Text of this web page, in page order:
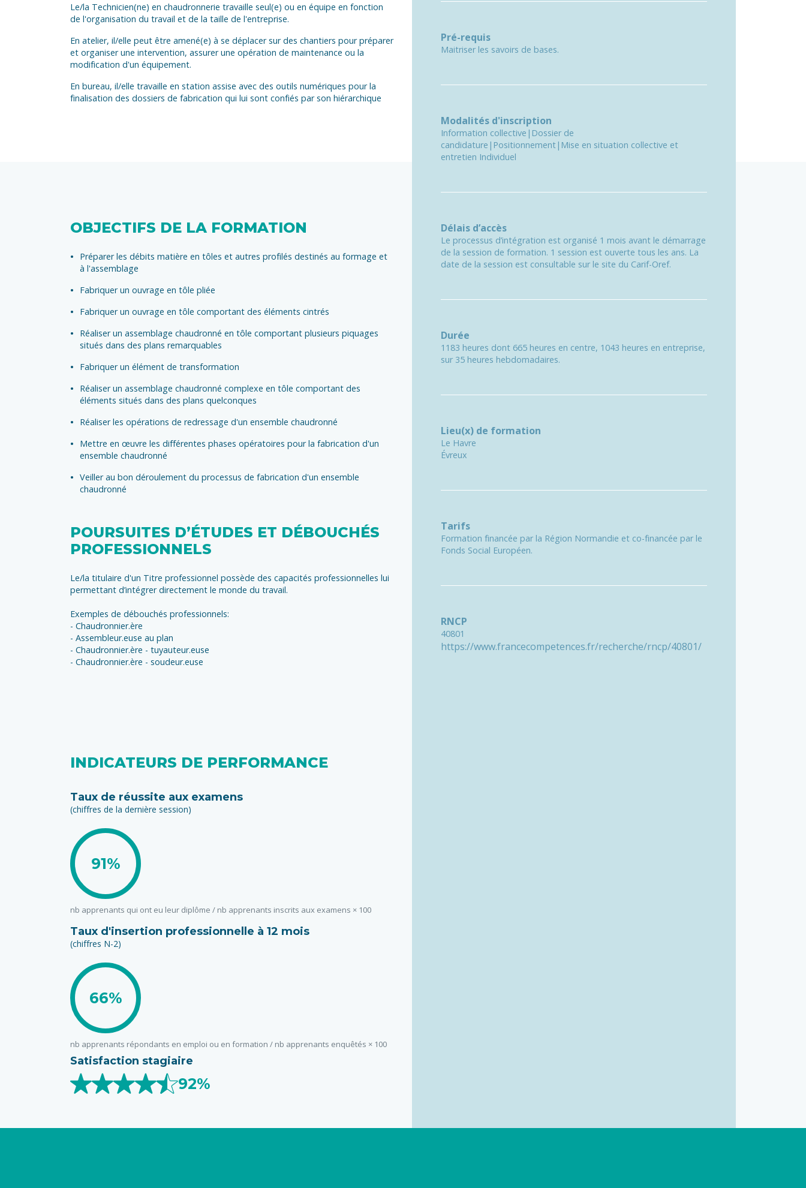
Le/la Technicien(ne) en chaudronnerie travaille seul(e) ou en équipe en fonction
de l'organisation du travail et de la taille de l'entreprise.
En atelier, il/elle peut être amené(e) à se déplacer sur des chantiers pour préparer
et organiser une intervention, assurer une opération de maintenance ou la
modification d'un équipement.
En bureau, il/elle travaille en station assise avec des outils numériques pour la
finalisation des dossiers de fabrication qui lui sont confiés par son hiérarchique
OBJECTIFS DE LA FORMATION
Préparer les débits matière en tôles et autres profilés destinés au formage et
à l'assemblage
Fabriquer un ouvrage en tôle pliée
Fabriquer un ouvrage en tôle comportant des éléments cintrés
Réaliser un assemblage chaudronné en tôle comportant plusieurs piquages
situés dans des plans remarquables
Fabriquer un élément de transformation
Réaliser un assemblage chaudronné complexe en tôle comportant des
éléments situés dans des plans quelconques
Réaliser les opérations de redressage d'un ensemble chaudronné
Mettre en œuvre les différentes phases opératoires pour la fabrication d'un
ensemble chaudronné
Veiller au bon déroulement du processus de fabrication d'un ensemble
chaudronné
POURSUITES D’ÉTUDES ET DÉBOUCHÉS
PROFESSIONNELS
Le/la titulaire d'un Titre professionnel possède des capacités professionnelles lui
permettant d’intégrer directement le monde du travail.
Exemples de débouchés professionnels:
- Chaudronnier.ère
- Assembleur.euse au plan
- Chaudronnier.ère - tuyauteur.euse
- Chaudronnier.ère - soudeur.euse
INDICATEURS DE PERFORMANCE
Taux de réussite aux examens
(chiffres de la dernière session)
91%
nb apprenants qui ont eu leur diplôme / nb apprenants inscrits aux examens × 100
Taux d'insertion professionnelle à 12 mois
(chiffres N-2)
66%
nb apprenants répondants en emploi ou en formation / nb apprenants enquêtés × 100
Satisfaction stagiaire
92%
Pré-requis
Maitriser les savoirs de bases.
Modalités d'inscription
Information collective|Dossier de
candidature|Positionnement|Mise en situation collective et
entretien Individuel
Délais d’accès
Le processus d’intégration est organisé 1 mois avant le démarrage
de la session de formation. 1 session est ouverte tous les ans. La
date de la session est consultable sur le site du Carif-Oref.
Durée
1183 heures dont 665 heures en centre, 1043 heures en entreprise,
sur 35 heures hebdomadaires.
Lieu(x) de formation
Le Havre
Évreux
Tarifs
Formation financée par la Région Normandie et co-financée par le
Fonds Social Européen.
RNCP
40801
https://www.francecompetences.fr/recherche/rncp/40801/